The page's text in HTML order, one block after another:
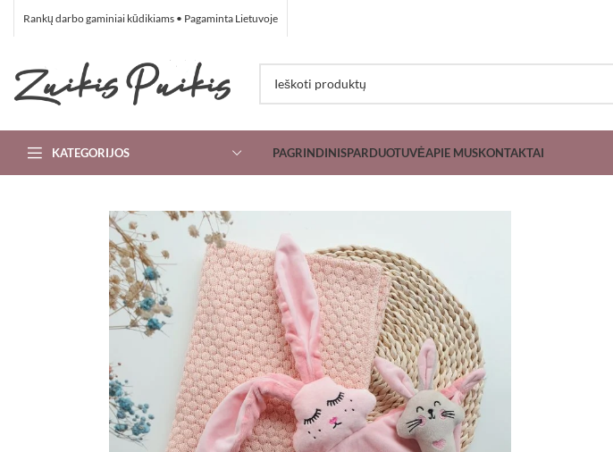
Rankų darbo gaminiai kūdikiams • Pagaminta Lietuvoje
KATEGORIJOS PAGRINDINISPARDUOTUVĖAPIE MUSKONTAKTAI